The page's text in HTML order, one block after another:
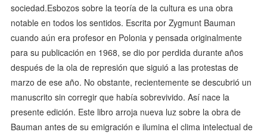
sociedad.Esbozos sobre la teoría de la cultura es una obra
notable en todos los sentidos. Escrita por Zygmunt Bauman
cuando aún era profesor en Polonia y pensada originalmente
para su publicación en 1968, se dio por perdida durante años
después de la ola de represión que siguió a las protestas de
marzo de ese año. No obstante, recientemente se descubrió un
manuscrito sin corregir que había sobrevivido. Así nace la
presente edición. Este libro arroja nueva luz sobre la obra de
Bauman antes de su emigración e ilumina el clima intelectual de